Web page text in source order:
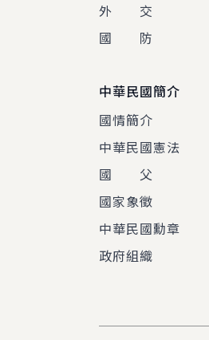
外 交
國 防
中華民國簡介
國情簡介
中華民國憲法
國 父
國家象徵
中華民國勳章
政府組織